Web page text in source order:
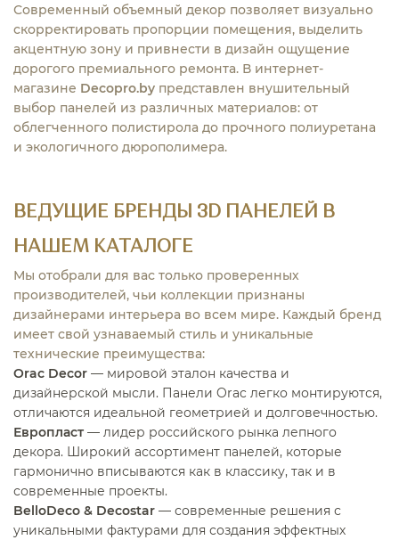
Современный объемный декор позволяет визуально
скорректировать пропорции помещения, выделить
акцентную зону и привнести в дизайн ощущение
дорогого премиального ремонта. В интернет-
магазине Decopro.by представлен внушительный
выбор панелей из различных материалов: от
облегченного полистирола до прочного полиуретана
и экологичного дюрополимера.
ВЕДУЩИЕ БРЕНДЫ 3D ПАНЕЛЕЙ В
НАШЕМ КАТАЛОГЕ
Мы отобрали для вас только проверенных
производителей, чьи коллекции признаны
дизайнерами интерьера во всем мире. Каждый бренд
имеет свой узнаваемый стиль и уникальные
технические преимущества:
Orac Decor — мировой эталон качества и
дизайнерской мысли. Панели Orac легко монтируются,
отличаются идеальной геометрией и долговечностью.
Европласт — лидер российского рынка лепного
декора. Широкий ассортимент панелей, которые
гармонично вписываются как в классику, так и в
современные проекты.
BelloDeco & Decostar — современные решения с
уникальными фактурами для создания эффектных